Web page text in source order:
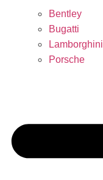
Bentley
Bugatti
Lamborghini
Porsche